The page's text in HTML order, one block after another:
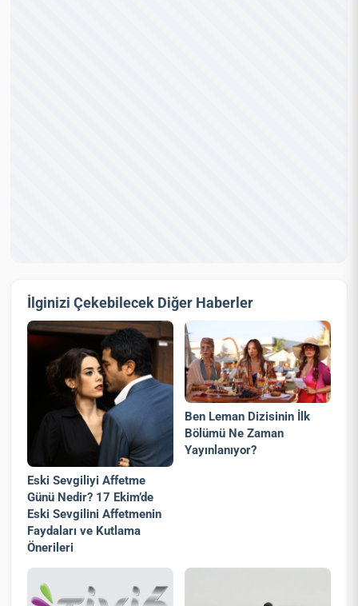
İlginizi Çekebilecek Diğer Haberler
Eski Sevgiliyi Affetme
Günü Nedir? 17 Ekim’de
Eski Sevgilini Affetmenin
Faydaları ve Kutlama
Önerileri
Ben Leman Dizisinin İlk
Bölümü Ne Zaman
Yayınlanıyor?